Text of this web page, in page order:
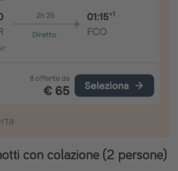
con colazione (2 persone)